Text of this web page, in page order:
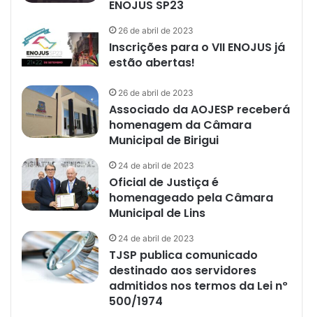
ENOJUS SP23
26 de abril de 2023
Inscrições para o VII ENOJUS já
estão abertas!
26 de abril de 2023
Associado da AOJESP receberá
homenagem da Câmara
Municipal de Birigui
24 de abril de 2023
Oficial de Justiça é
homenageado pela Câmara
Municipal de Lins
24 de abril de 2023
TJSP publica comunicado
destinado aos servidores
admitidos nos termos da Lei nº
500/1974